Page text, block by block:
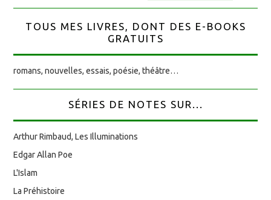
TOUS MES LIVRES, DONT DES E-BOOKS
GRATUITS
romans, nouvelles, essais, poésie, théâtre…
SÉRIES DE NOTES SUR...
Arthur Rimbaud, Les Illuminations
Edgar Allan Poe
L'Islam
La Préhistoire